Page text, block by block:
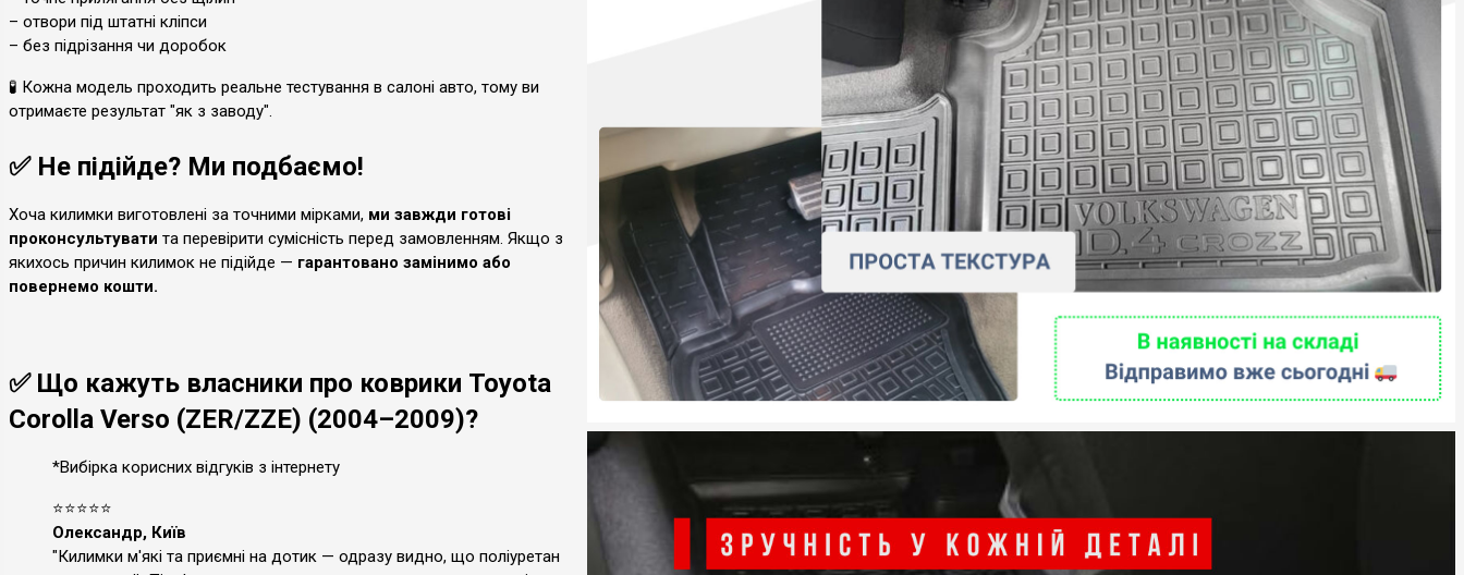
– отвори під штатні кліпси
– без підрізання чи доробок
🧪 Кожна модель проходить реальне тестування в салоні авто, тому ви
отримаєте результат "як з заводу".
✅ Не підійде? Ми подбаємо!
Хоча килимки виготовлені за точними мірками, ми завжди готові
проконсультувати та перевірити сумісність перед замовленням. Якщо з
якихось причин килимок не підійде — гарантовано замінимо або
повернемо кошти.
✅ Що кажуть власники про коврики Toyota
Corolla Verso (ZER/ZZE) (2004–2009)?
*Вибірка корисних відгуків з інтернету
⭐⭐⭐⭐⭐
Олександр, Київ
"Килимки м'які та приємні на дотик — одразу видно, що поліуретан